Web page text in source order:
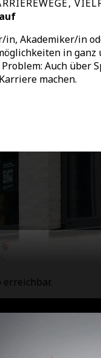
Akademiker/in
in ganz
Auch
machen.